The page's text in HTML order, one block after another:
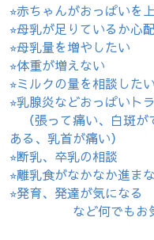
⭐︎赤ちゃんがおっぱいを
⭐︎母乳が足りているか心配
⭐︎母乳量を増やしたい
⭐︎体重が増えない
⭐︎ミルクの量を相談したい
⭐︎乳腺炎などおっぱいト
（張って痛い、白斑が
ある、乳首が痛い）
⭐︎断乳、卒乳の相談
⭐︎離乳食がなかなか進ま
⭐︎発育、発達が気に
など何でもお気軽